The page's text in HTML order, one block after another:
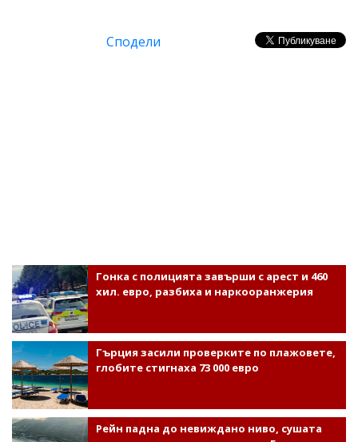
Сподели
Гонка с полицията завърши с арест и 460
хил. евро, разбиха и наркооранжерия
Гърция засили проверките по плажовете,
глобите стигнаха 73 000 евро
Рейн падна до невиждано ниво, сушата